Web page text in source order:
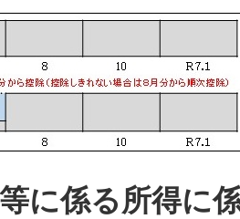
に係る所得に